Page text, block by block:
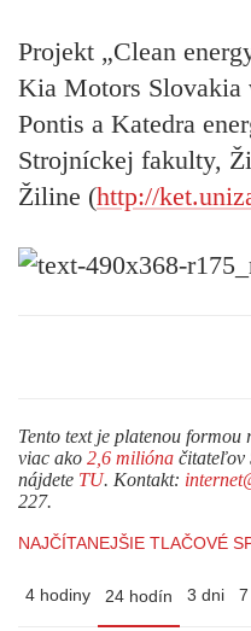
Projekt „Clean
Kia Motors Slovakia
Pontis a Katedra
Strojníckej fakulty,
Žiline (http://
Tento text je platenou
viac ako 2,6 milióna čitateľov
nájdete TU. Kontakt:
227.
NAJČÍTANEJŠIE TLAČOVÉ
4 hodiny 24 hodín 3 dni